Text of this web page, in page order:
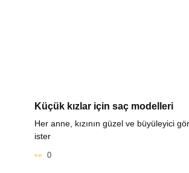
Küçük kızlar için saç modelleri
Her anne, kızının güzel ve büyüleyici
ister
0